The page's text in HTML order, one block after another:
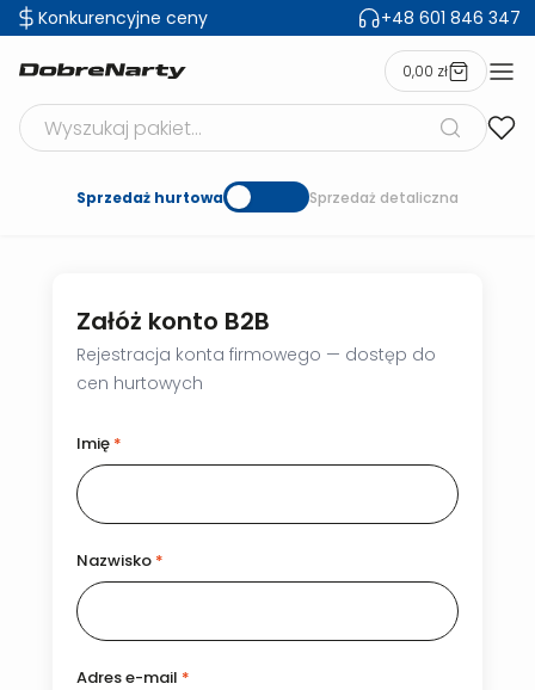
Konkurencyjne ceny +48 601 846 347
Szukaj produktów
0,00 zł
Sprzedaż hurtowa Sprzedaż detaliczna
Załóż konto B2B
Rejestracja konta firmowego — dostęp do
cen hurtowych
Imię *
Nazwisko *
Adres e-mail *